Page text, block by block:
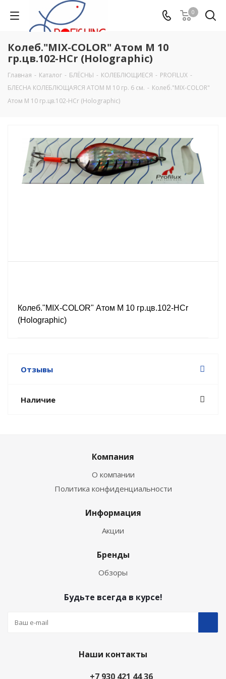
0
Колеб."MIX-COLOR" Атом М 10
гр.цв.102-HCr (Holographic)
Главная - Каталог - БЛЁСНЫ - КОЛЕБЛЮЩИЕСЯ - PROFILUX -
БЛЕСНА КОЛЕБЛЮЩАЯСЯ АТОМ М 10 гр. 6 см. - Колеб."MIX-COLOR"
Атом М 10 гр.цв.102-HCr (Holographic)
Колеб."MIX-COLOR" Атом М 10 гр.цв.102-HCr
(Holographic)
Отзывы
Наличие
Компания
О компании
Политика конфиденциальности
Информация
Акции
Бренды
Обзоры
Будьте всегда в курсе!
Наши контакты
+7 930 421 44 36